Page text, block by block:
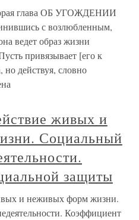
глава ОБ УГОЖДЕНИИ
с возлюбленным,
ведет образ жизни
привязывает [его к
но действуя, словно
живых и
Социальный
защиты
и неживых форм жизни.
Коэффициент